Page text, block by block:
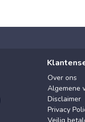
Over ons
Algemene
Disclaimer
Privacy
Veilig